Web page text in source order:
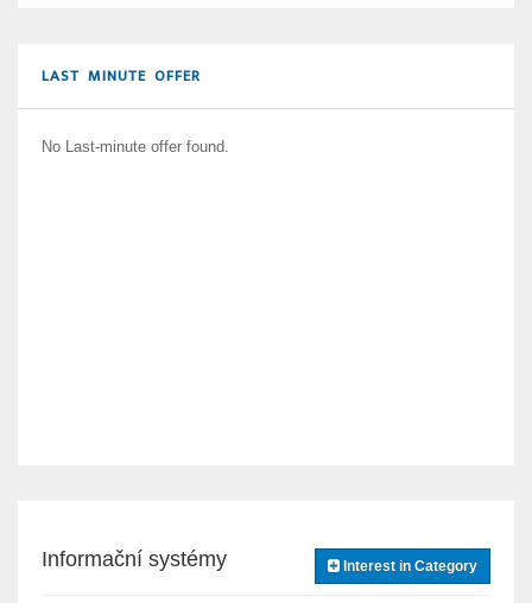
LAST MINUTE OFFER
No Last-minute offer found.
Interest in Category
Informační systémy